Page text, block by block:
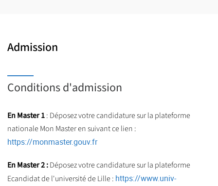
BCC2- Réaliser une consultation juridique
BCC3- Négocier et rédiger un acte juridique
BCC4- Gérer un contentieux
BCC5- Construire et valoriser son projet
Admission
Conditions d'admission
En Master 1: Déposez votre candidature sur la plateforme
nationale Mon Master en suivant ce lien :
https://monmaster.gouv.fr
En Master 2 :Déposez votre candidature sur la plateforme
Ecandidat de l'université de Lille : https://www.univ-